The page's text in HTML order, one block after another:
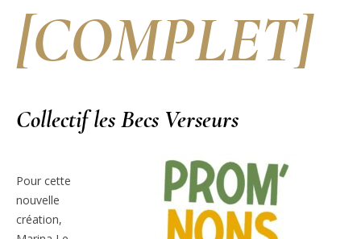
[COMPLET]
Collectif les Becs Verseurs
Pour cette
nouvelle
création,